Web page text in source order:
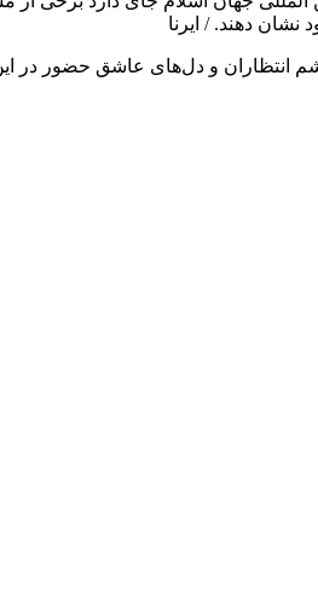
نشان دهند. / ایرنا
سال گذشته و انتظار آمدن اربعین ۱۴۰۲ که تنها ۶۳ روز باقی مانده